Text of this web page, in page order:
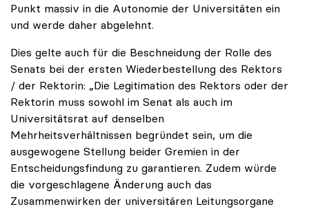
Punkt massiv in die Autonomie der Universitäten ein
und werde daher abgelehnt.
Dies gelte auch für die Beschneidung der Rolle des
Senats bei der ersten Wiederbestellung des Rektors
/ der Rektorin: „Die Legitimation des Rektors oder der
Rektorin muss sowohl im Senat als auch im
Universitätsrat auf denselben
Mehrheitsverhältnissen begründet sein, um die
ausgewogene Stellung beider Gremien in der
Entscheidungsfindung zu garantieren. Zudem würde
die vorgeschlagene Änderung auch das
Zusammenwirken der universitären Leitungsorgane